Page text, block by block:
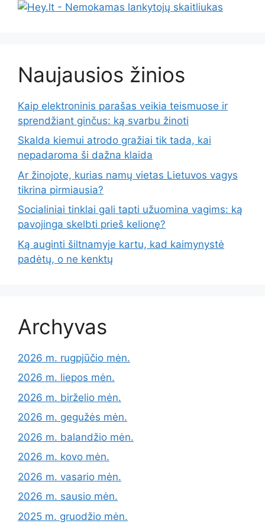
Naujausios žinios
Kaip elektroninis parašas veikia teismuose ir
sprendžiant ginčus: ką svarbu žinoti
Skalda kiemui atrodo gražiai tik tada, kai
nepadaroma ši dažna klaida
Ar žinojote, kurias namų vietas Lietuvos vagys
tikrina pirmiausia?
Socialiniai tinklai gali tapti užuomina vagims: ką
pavojinga skelbti prieš kelionę?
Ką auginti šiltnamyje kartu, kad kaimynystė
padėtų, o ne kenktų
Archyvas
2026 m. rugpjūčio mėn.
2026 m. liepos mėn.
2026 m. birželio mėn.
2026 m. gegužės mėn.
2026 m. balandžio mėn.
2026 m. kovo mėn.
2026 m. vasario mėn.
2026 m. sausio mėn.
2025 m. gruodžio mėn.